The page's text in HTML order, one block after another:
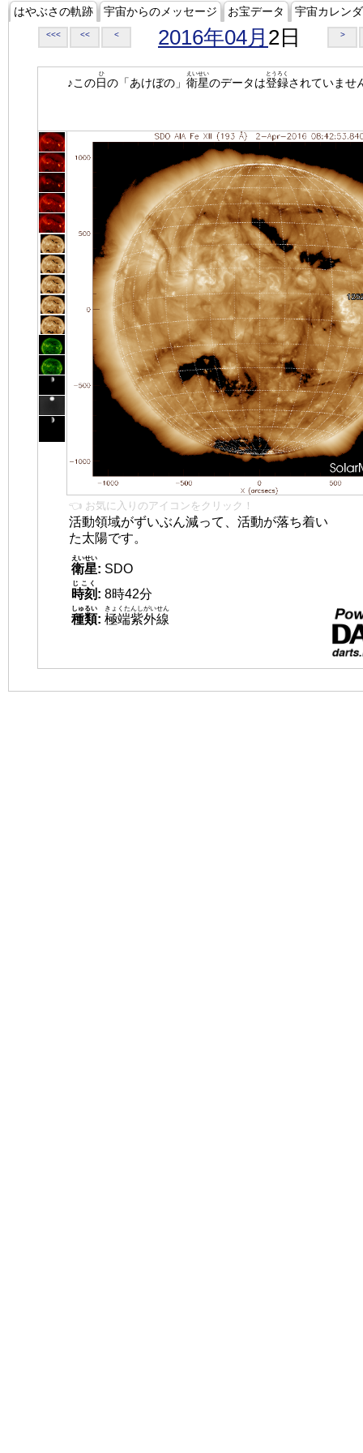
はやぶさの軌跡 宇宙からのメッセージ お宝データ 宇宙カレン
<<< << < 2016年04月 2日 >
♪この日
ひ
の「あけぼの」 衛星
えいせい
のデータは登録
とうろく
されていませ
👈 お気に入りのアイコンをクリック！
活動領域がずいぶん減って、活動が落ち着い
た太陽です。
衛星
えいせい
: SDO
時刻
じこく
: 8時42分
種類
しゅるい
: 極端紫外線
きょくたんしがいせん